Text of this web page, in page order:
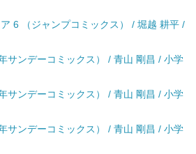
6 （ジャンプコミックス） / 堀越 耕平 /
サンデーコミックス） / 青山 剛昌 / 小学
サンデーコミックス） / 青山 剛昌 / 小学
サンデーコミックス） / 青山 剛昌 / 小学